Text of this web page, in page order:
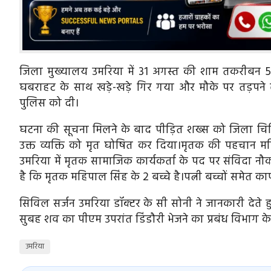
जिला मुख्यालय उमरिया में 31 अगस्त की शाम
घबराहट के साथ खड़े-खड़े गिर गया और मौके पर तड़पने
पुलिस को दी।
घटना की सूचना मिलने के बाद पीड़ित शख्स को जिला
उक्त व्यक्ति को मृत घोषित कर दिया।मृतक की पहचान
उमरिया में मृतक सामाजिक कार्यकर्ता के पद पर संविदा
है कि मृतक महिपाल सिंह के 2 बच्चे है।पत्नी बच्चों समेत
सिविल सर्जन उमरिया डॉक्टर के सी सोनी ने जानकारी
सुबह शव का पीएम उपरांत डिंडौरी भेजने का प्रबंध विभाग
उमरिया